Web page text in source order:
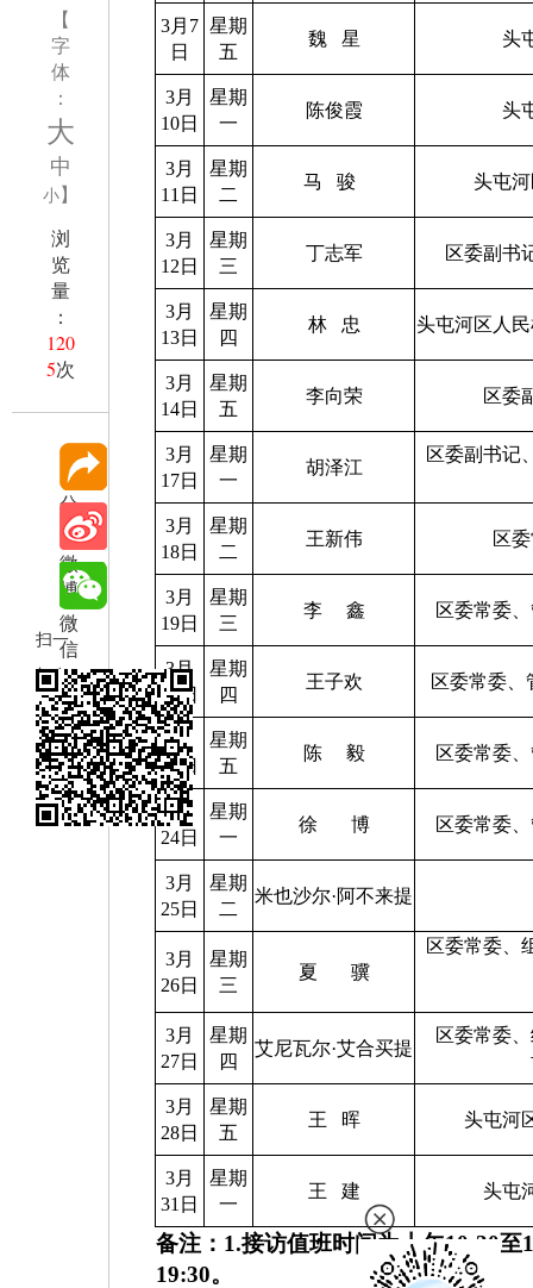
【
字
体
：
大
中
小】
浏
览
量
：
120
5次
分
享
微
博
微
信
扫一
扫在
手机
打开
当前
页
3月7
日
星期
五
魏 星 头
3月
10日
星期
一
陈俊霞 头
3月
11日
星期
二
马 骏 头屯
3月
12日
星期
三
丁志军 区委副书
3月
13日
星期
四
林 忠 头屯河区人
3月
14日
星期
五
李向荣 区委
3月
17日
星期
一
胡泽江
区委副书记
3月
18日
星期
二
王新伟 区
3月
19日
星期
三
李 鑫 区委常委
3月
20日
星期
四
王子欢 区委常委、
3月
21日
星期
五
陈 毅 区委常委
3月
24日
星期
一
徐 博 区委常委
3月
25日
星期
二
米也沙尔·阿不来提
3月
26日
星期
三
夏 骥
区委常委、
3月
27日
星期
四
艾尼瓦尔·艾合买提
区委常委
3月
28日
星期
五
王 晖 头屯河
3月
31日
星期
一
王 建 头屯
备注： 1.接访值班时间为上午10:30至
19:30。